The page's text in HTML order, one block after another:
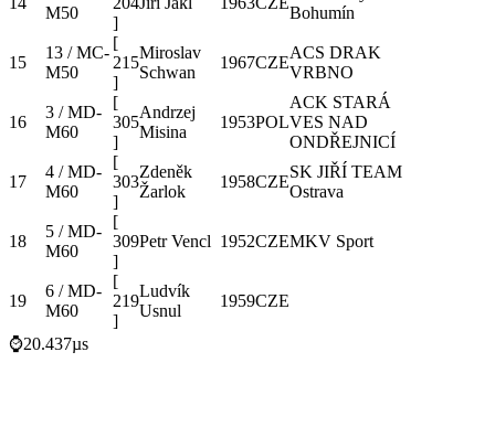
M50
]
Bohumín
15
13 / MC-
M50
[
215
]
Miroslav
Schwan
1967CZE
ACS DRAK
VRBNO
16
3 / MD-
M60
[
305
]
Andrzej
Misina
1953POL
ACK STARÁ
VES NAD
ONDŘEJNICÍ
17
4 / MD-
M60
[
303
]
Zdeněk
Žarlok
1958CZE
SK JIŘÍ TEAM
Ostrava
18
5 / MD-
M60
[
309
]
Petr Vencl 1952CZEMKV Sport
19
6 / MD-
M60
[
219
]
Ludvík
Usnul
1959CZE
⌚20.437µs